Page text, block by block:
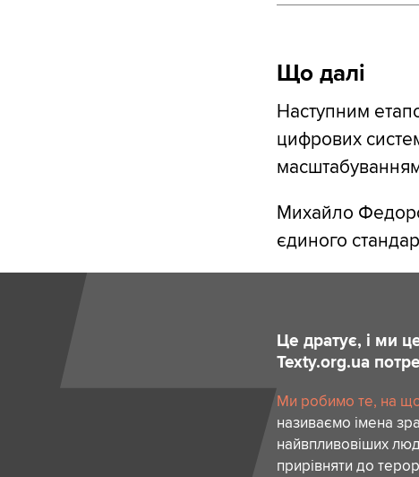
Що далі
Наступним
цифрових
масштабуванням
Михайло
єдиного
Це дратує, і ми
Texty.org.ua
Ми робимо те, на
називаємо імена
найвпливовіших
прирівняти до